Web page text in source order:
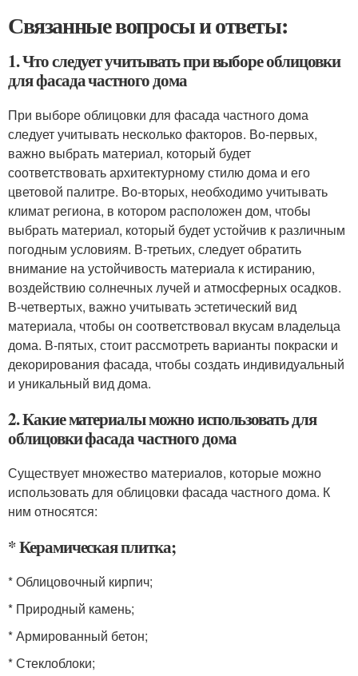
Связанные вопросы и ответы:
1. Что следует учитывать при выборе облицовки
для фасада частного дома
При выборе облицовки для фасада частного дома
следует учитывать несколько факторов. Во-первых,
важно выбрать материал, который будет
соответствовать архитектурному стилю дома и его
цветовой палитре. Во-вторых, необходимо учитывать
климат региона, в котором расположен дом, чтобы
выбрать материал, который будет устойчив к различным
погодным условиям. В-третьих, следует обратить
внимание на устойчивость материала к истиранию,
воздействию солнечных лучей и атмосферных осадков.
В-четвертых, важно учитывать эстетический вид
материала, чтобы он соответствовал вкусам владельца
дома. В-пятых, стоит рассмотреть варианты покраски и
декорирования фасада, чтобы создать индивидуальный
и уникальный вид дома.
2. Какие материалы можно использовать для
облицовки фасада частного дома
Существует множество материалов, которые можно
использовать для облицовки фасада частного дома. К
ним относятся:
* Керамическая плитка;
* Облицовочный кирпич;
* Природный камень;
* Армированный бетон;
* Стеклоблоки;